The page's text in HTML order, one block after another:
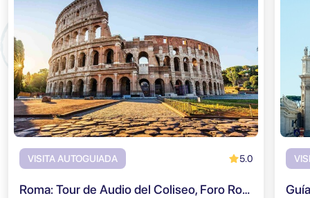
VISITA AUTOGUIADA 5.0
Roma: Tour de Audio del Coliseo, Foro Romano y Monte Palatino